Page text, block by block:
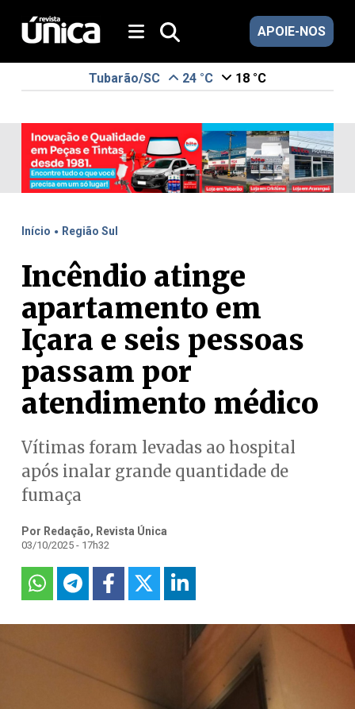
APOIE-NOS
Tubarão/SC 24 °C 18 °C
Início . Região Sul
Incêndio atinge
apartamento em
Içara e seis pessoas
passam por
atendimento médico
Vítimas foram levadas ao hospital
após inalar grande quantidade de
fumaça
Por Redação, Revista Única
03/10/2025 - 17h32